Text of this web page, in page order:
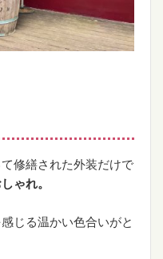
修繕された外装だけで
ゃれ。
じる温かい色合いがと